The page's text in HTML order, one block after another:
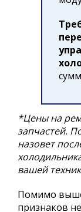
*Цены на
запчастей.
назовет
вашей
Помимо
признаков